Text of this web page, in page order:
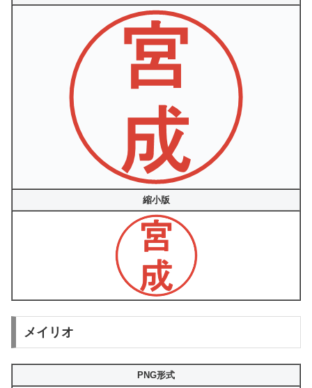
縮小版
メイリオ
PNG形式